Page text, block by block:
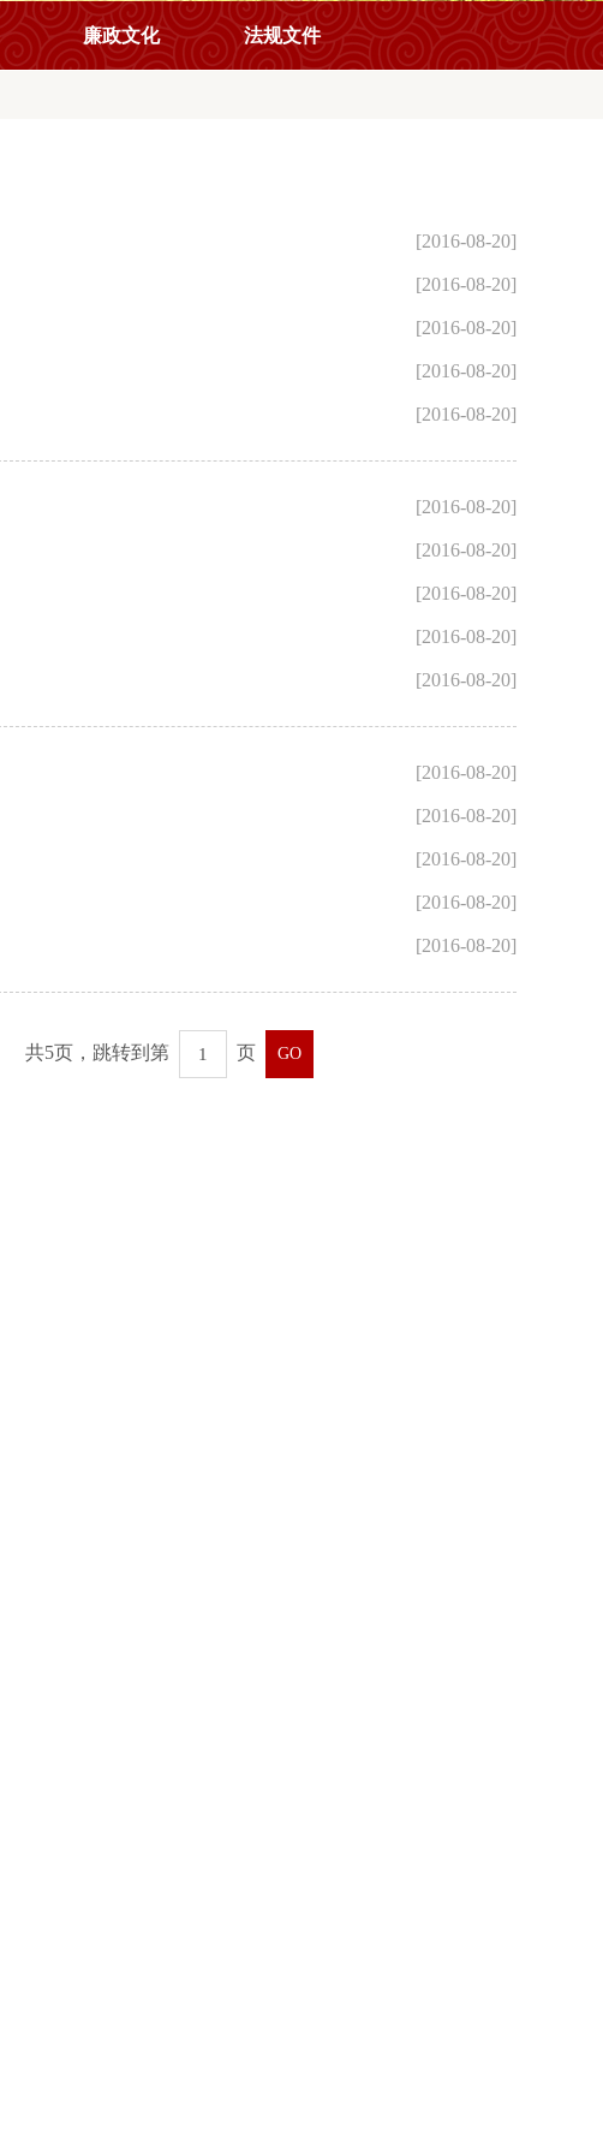
廉政文化 法规文件
[2016-08-20]
[2016-08-20]
[2016-08-20]
[2016-08-20]
[2016-08-20]
[2016-08-20]
[2016-08-20]
[2016-08-20]
[2016-08-20]
[2016-08-20]
[2016-08-20]
[2016-08-20]
[2016-08-20]
[2016-08-20]
[2016-08-20]
共5页，跳转到第 页 GO